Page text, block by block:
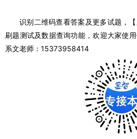
识别二维码查看答案及更多试题，【
刷题测试及数据查询功能，欢迎大家使
系文老师：15373958414